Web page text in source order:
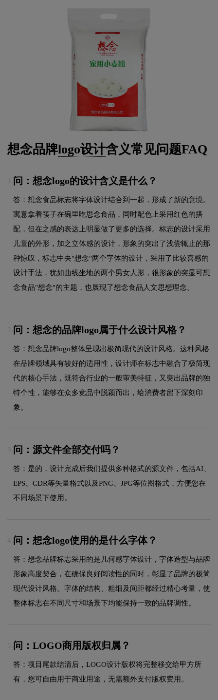
想念品牌logo设计含义常见问题FAQ
问：想念logo的设计含义是什么？
答：想念食品标志将字体设计结合到一起，形成了新的意境。
寓意拿着筷子在碗里吃思念食品，同时配色上采用红色的搭
配，但在之感的表达上明显做了更多的选择。标志的设计采用
儿童的外形，加之立体感的设计，形象的突出了浅尝辄止的那
种惊叹，标志中央"想念"两个字体的设计，采用了比较喜感的
设计手法，犹如曲线坐地的两个男女人形，很形象的突显可想
念食品"想念"的主题，也展现了想念食品人文思想理念。
2. 问：想念的品牌logo属于什么设计风格？
答：想念品牌logo整体呈现出极简现代的设计风格。这种风格
在品牌领域具有较好的适用性，设计师在标志中融合了极简现
代的核心手法，既符合行业的一般审美特征，又突出品牌的独
特个性，能够在众多竞品中脱颖而出，给消费者留下深刻印
象。
3. 问：源文件全部交付吗？
答：是的，设计完成后我们提供多种格式的源文件，包括AI、
EPS、CDR等矢量格式以及PNG、JPG等位图格式，方便您在
不同场景下使用。
4. 问：想念logo使用的是什么字体？
答：想念品牌标志采用的是几何感字体设计，字体造型与品牌
形象高度契合，在确保良好阅读性的同时，彰显了品牌的极简
现代设计风格。字体的结构、粗细及间距都经过精心考量，使
整体标志在不同尺寸和场景下均能保持一致的品牌调性。
5. 问：LOGO商用版权归属？
答：项目尾款结清后，LOGO设计版权将完整移交给甲方所
有，您可自由用于商业用途，无需额外支付版权费用。